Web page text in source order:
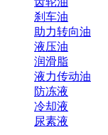
刹车油
助力转向油
液压油
润滑脂
液力传动油
防冻液
冷却液
尿素液